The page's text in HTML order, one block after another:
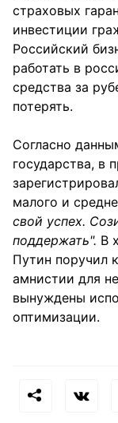
страховых
инвестиции
Российский
работать в
средства за
потерять.
Согласно
государства, в
малого и
свой успех.
поддержать". В
Путин поручил
амнистии для
вынуждены
оптимизации.